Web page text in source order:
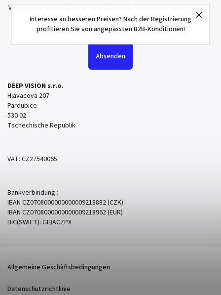
Interesse an besseren Preisen? Nach der Registrierung
profitieren Sie von angepassten B2B-Konditionen!
Vložením zprávy souhlasíte s
Absenden
DEEP VISION s.r.o.
Hlavacova 207
Pardubice
530 02
Tschechische Republik
VAT: CZ27540065
Bankverbindung :
IBAN CZ0708000000000009218882 (CZK)
IBAN CZ0708000000000009218962 (EUR)
BIC(SWIFT): GIBACZPX
Allgemeine Geschäftsbedingungen
Datenschutzrichtlinie